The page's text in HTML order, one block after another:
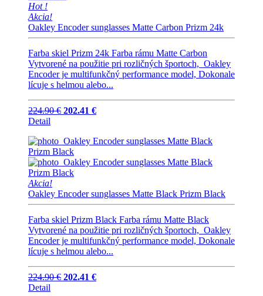
Hot !
Akcia!
Oakley Encoder sunglasses Matte Carbon Prizm 24k
Farba skiel Prizm 24k Farba rámu Matte Carbon
Vytvorené na použitie pri rozličných športoch, Oakley
Encoder je multifunkčný performance model, Dokonale
lícuje s helmou alebo...
224.90 € 202.41 €
Detail
Akcia!
Oakley Encoder sunglasses Matte Black Prizm Black
Farba skiel Prizm Black Farba rámu Matte Black
Vytvorené na použitie pri rozličných športoch, Oakley
Encoder je multifunkčný performance model, Dokonale
lícuje s helmou alebo...
224.90 € 202.41 €
Detail